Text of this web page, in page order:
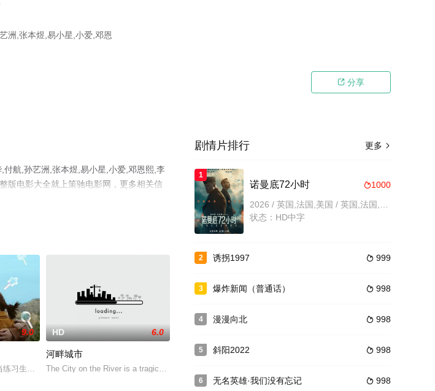
洲,张本煜,易小星,小爱,邓恩
 分享
航,孙艺洲,张本煜,易小星,小爱,邓恩熙,李
版电影大全就上策驰电影网，更多相关信
9.0
习生而错过的毕业旅行，三位退役K-pop偶像踏上了一场迟来的济州岛
HD 6.0
河畔城市
The City on the River is a tragicomedy about
更多 
剧情片排行
1
1000
诺曼底72小时
状态：HD中字
2  999
诱拐1997
3  998
爆炸新闻（普通话）
4  998
漫漫向北
5  998
斜阳2022
6  998
无名英雄·我们没有忘记